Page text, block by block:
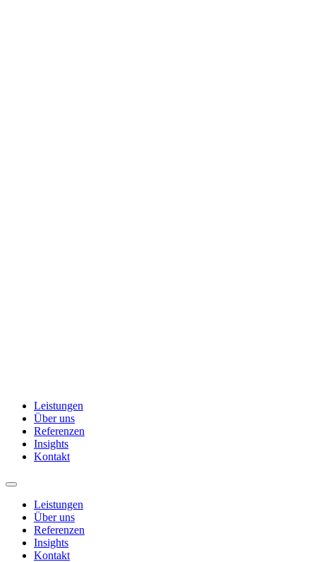
Leistungen
Über uns
Referenzen
Insights
Kontakt
Leistungen
Über uns
Referenzen
Insights
Kontakt